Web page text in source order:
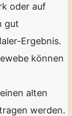
oder auf
gut
Ergebnis.
können
alten
werden.